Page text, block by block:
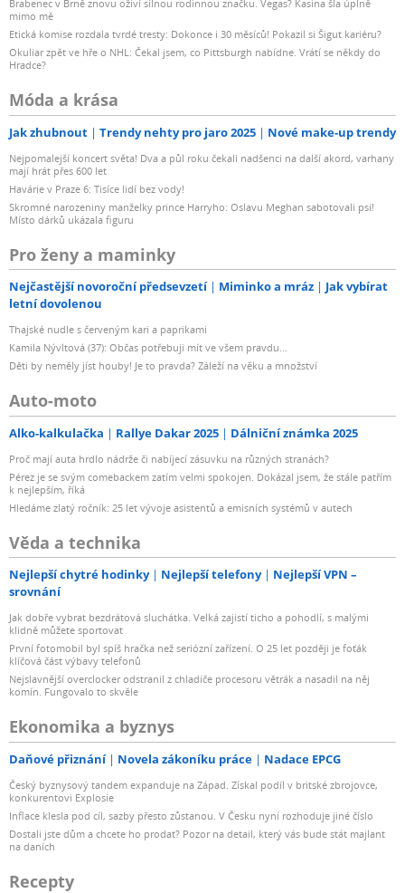
Brabenec v Brně znovu oživí silnou rodinnou značku. Vegas? Kasina šla úplně
mimo mě
Etická komise rozdala tvrdé tresty: Dokonce i 30 měsíců! Pokazil si Šigut kariéru?
Okuliar zpět ve hře o NHL: Čekal jsem, co Pittsburgh nabídne. Vrátí se někdy do
Hradce?
Móda a krása
Jak zhubnout Trendy nehty pro jaro 2025 Nové make-up trendy
Nejpomalejší koncert světa! Dva a půl roku čekali nadšenci na další akord, varhany
mají hrát přes 600 let
Havárie v Praze 6: Tisíce lidí bez vody!
Skromné narozeniny manželky prince Harryho: Oslavu Meghan sabotovali psi!
Místo dárků ukázala figuru
Pro ženy a maminky
Nejčastější novoroční předsevzetí Miminko a mráz
Jak vybírat
letní dovolenou
Thajské nudle s červeným kari a paprikami
Kamila Nývltová (37): Občas potřebuji mít ve všem pravdu...
Děti by neměly jíst houby! Je to pravda? Záleží na věku a množství
Auto-moto
Alko-kalkulačka Rallye Dakar 2025 Dálniční známka 2025
Proč mají auta hrdlo nádrže či nabíjecí zásuvku na různých stranách?
Pérez je se svým comebackem zatím velmi spokojen. Dokázal jsem, že stále patřím
k nejlepším, říká
Hledáme zlatý ročník: 25 let vývoje asistentů a emisních systémů v autech
Věda a technika
Nejlepší chytré hodinky Nejlepší telefony
Nejlepší VPN –
srovnání
Jak dobře vybrat bezdrátová sluchátka. Velká zajistí ticho a pohodlí, s malými
klidně můžete sportovat
První fotomobil byl spíš hračka než seriózní zařízení. O 25 let později je foťák
klíčová část výbavy telefonů
Nejslavnější overclocker odstranil z chladiče procesoru větrák a nasadil na něj
komín. Fungovalo to skvěle
Ekonomika a byznys
Daňové přiznání Novela zákoníku práce Nadace EPCG
Český byznysový tandem expanduje na Západ. Získal podíl v britské zbrojovce,
konkurentovi Explosie
Inflace klesla pod cíl, sazby přesto zůstanou. V Česku nyní rozhoduje jiné číslo
Dostali jste dům a chcete ho prodat? Pozor na detail, který vás bude stát majlant
na daních
Recepty